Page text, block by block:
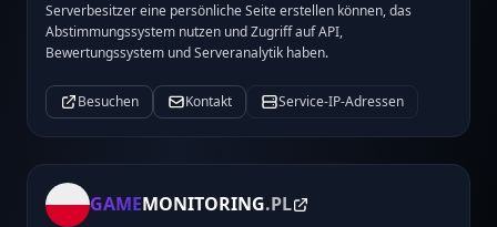
Serverbesitzer eine persönliche Seite erstellen können, das
Abstimmungssystem nutzen und Zugriff auf API,
Bewertungssystem und Serveranalytik haben.
Besuchen Kontakt Service-IP-Adressen
GAMEMONITORING.PL